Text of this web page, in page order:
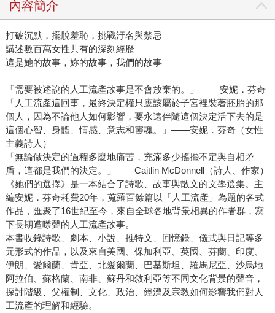
內容簡介
打破沉默，擺脫羞恥，挑戰汙名與禁忌
講述數百萬女性共有的深刻經歷
這是她的故事，妳的故事，我們的故事
「需要被述說的人工流產故事是不會放棄的。」 ——安妮．芬奇
「人工流產這回事，最終決定權只應該屬於子宮裡裝著胚胎的那
個人，因為不論他人如何影響，要永遠伴隨這個決定活下去的是
這個心智、身體、情感、意志和靈魂。」——安妮．芬奇（女性
主義詩人）
「無論做決定的過程多麼地痛苦，充滿多少搖擺不定與自相矛
盾，這都是我們的決定。」——Caitlin McDonnell（詩人、作家）
《她們的選擇》是一本結合了詩歌、故事與散文的文學選集。主
編安妮．芬奇耗費20年，蒐羅百餘篇以「人工流產」為題的各式
作品，匯聚了16世紀至今，來自全球各地背景相異的作者群，寫
下長期遭噤聲的人工流產故事。
本書收錄詩歌、劇本、小說、推特文、回憶錄、儀式與日記等多
元形式的作品，以及來自美國、保加利亞、英國、芬蘭、印度、
伊朗、愛爾蘭、肯亞、北愛爾蘭、巴基斯坦、羅馬尼亞、沙烏地
阿拉伯、蘇格蘭、南非、蘇丹和敘利亞等不同文化背景的聲音，
探討階級、父權制、文化、政治、經濟及宗教如何影響我們對人
工流產的理解和經驗。